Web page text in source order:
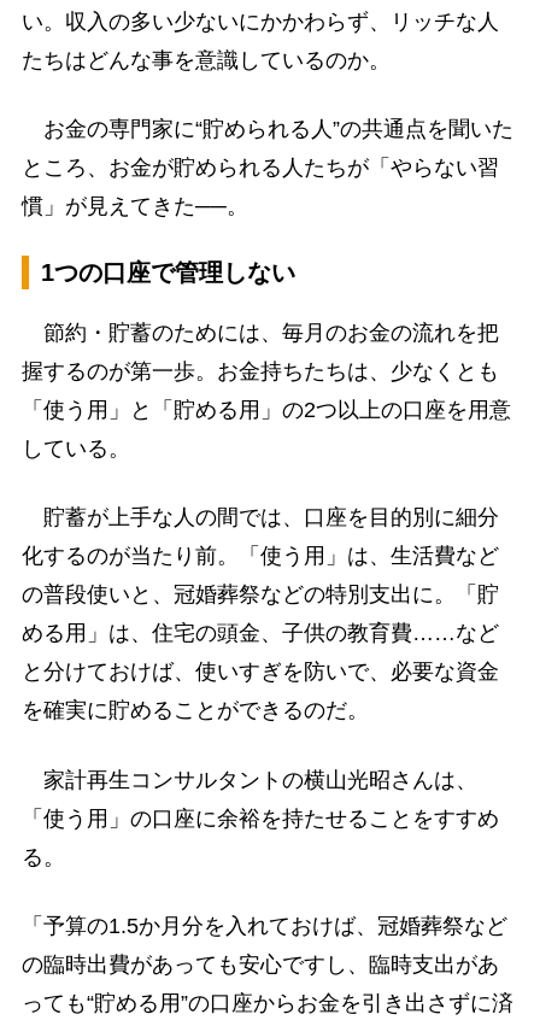
い。収入の多い少ないにかかわらず、リッチな人
たちはどんな事を意識しているのか。
お金の専門家に“貯められる人”の共通点を聞いた
ところ、お金が貯められる人たちが「やらない習
慣」が見えてきた──。
1つの口座で管理しない
節約・貯蓄のためには、毎月のお金の流れを把
握するのが第一歩。お金持ちたちは、少なくとも
「使う用」と「貯める用」の2つ以上の口座を用意
している。
貯蓄が上手な人の間では、口座を目的別に細分
化するのが当たり前。「使う用」は、生活費など
の普段使いと、冠婚葬祭などの特別支出に。「貯
める用」は、住宅の頭金、子供の教育費……など
と分けておけば、使いすぎを防いで、必要な資金
を確実に貯めることができるのだ。
家計再生コンサルタントの横山光昭さんは、
「使う用」の口座に余裕を持たせることをすすめ
る。
「予算の1.5か月分を入れておけば、冠婚葬祭など
の臨時出費があっても安心ですし、臨時支出があ
っても“貯める用”の口座からお金を引き出さずに済